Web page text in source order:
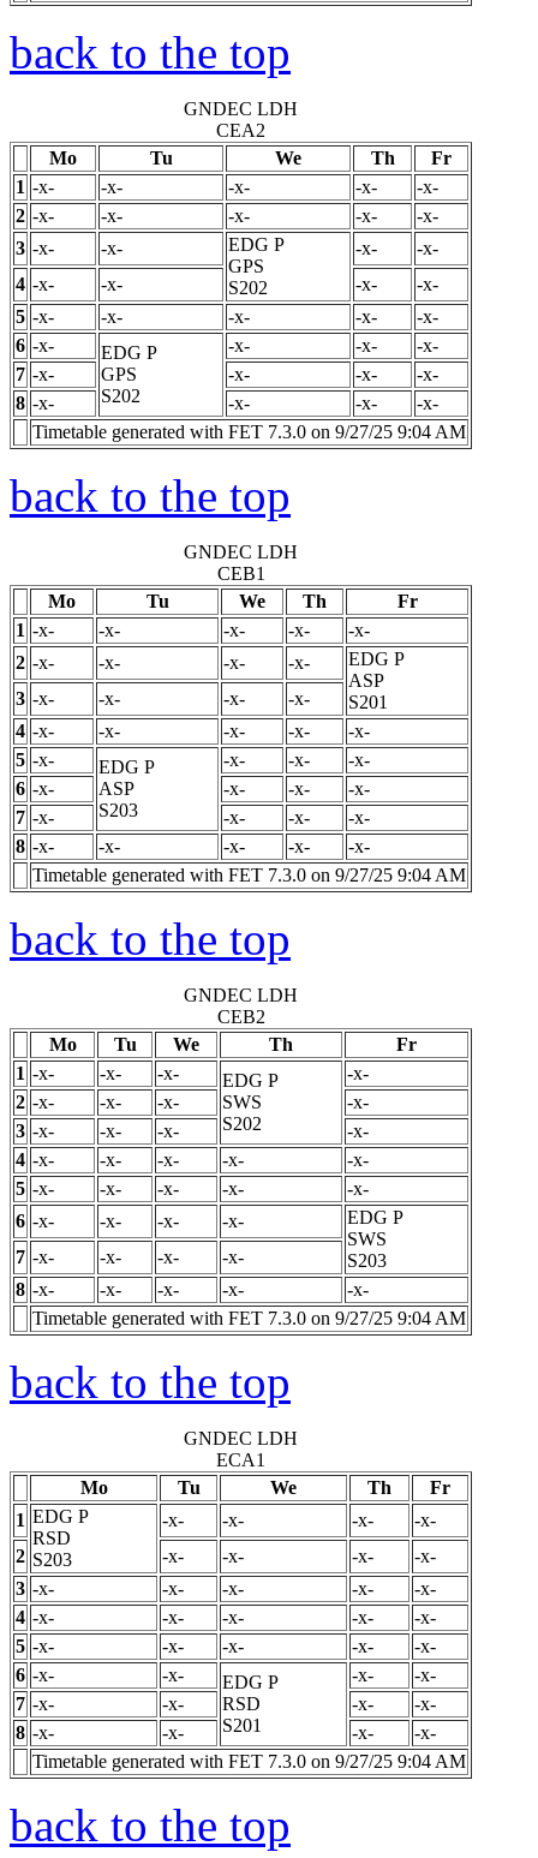
back to the top
GNDEC LDH
CEA2
Mo
Tu We Th
Fr
1 -x- -x- -x- -x-
-x-
2 -x- -x- -x- -x-
-x-
3 -x- -x- EDG P
GPS
S202
-x-
-x-
4 -x- -x- -x-
-x-
5 -x- -x- -x- -x-
-x-
6 -x- EDG P
GPS
S202
-x- -x-
-x-
7 -x- -x- -x-
-x-
8 -x- -x- -x-
-x-
Timetable generated with FET 7.3.0 on 9/27/25 9:04 AM
back to the top
GNDEC LDH
CEB1
Mo
Tu We Th
Fr
1 -x- -x- -x- -x-
-x-
2 -x- -x- -x- -x- EDG P
ASP
S201
3 -x- -x- -x-
-x-
4 -x- -x- -x- -x-
-x-
5 -x- EDG P
ASP
S203
-x- -x-
-x-
6 -x- -x- -x-
-x-
7 -x- -x- -x-
-x-
8 -x- -x- -x- -x-
-x-
Timetable generated with FET 7.3.0 on 9/27/25 9:04 AM
back to the top
GNDEC LDH
CEB2
Mo
Tu We Th
Fr
1 -x- -x- -x- EDG P
SWS
S202
-x-
2 -x- -x- -x-
-x-
3 -x- -x- -x-
-x-
4 -x- -x- -x- -x-
-x-
5 -x- -x- -x- -x-
-x-
6 -x- -x- -x- -x- EDG P
SWS
S203
7 -x- -x- -x-
-x-
8 -x- -x- -x- -x-
-x-
Timetable generated with FET 7.3.0 on 9/27/25 9:04 AM
back to the top
GNDEC LDH
ECA1
Mo
Tu We Th
Fr
1 EDG P
RSD
S203
-x- -x- -x-
-x-
2
-x- -x- -x-
-x-
3 -x- -x- -x- -x-
-x-
4 -x- -x- -x- -x-
-x-
5 -x- -x- -x- -x-
-x-
6 -x- -x- EDG P
RSD
S201
-x-
-x-
7 -x- -x- -x-
-x-
8 -x- -x- -x-
-x-
Timetable generated with FET 7.3.0 on 9/27/25 9:04 AM
back to the top